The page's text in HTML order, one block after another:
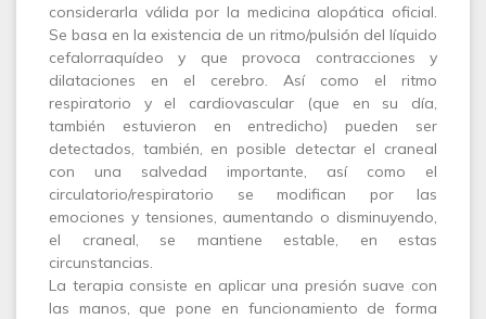
considerarla válida por la medicina alopática oficial.
Se basa en la existencia de un ritmo/pulsión del líquido
cefalorraquídeo y que provoca contracciones y
dilataciones en el cerebro. Así como el ritmo
respiratorio y el cardiovascular (que en su día,
también estuvieron en entredicho) pueden ser
detectados, también, en posible detectar el craneal
con una salvedad importante, así como el
circulatorio/respiratorio se modifican por las
emociones y tensiones, aumentando o disminuyendo,
el craneal, se mantiene estable, en estas
circunstancias.
La terapia consiste en aplicar una presión suave con
las manos, que pone en funcionamiento de forma